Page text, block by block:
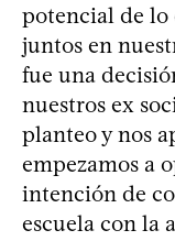
potencial de lo
juntos en
fue una
nuestros ex
planteo y nos
empezamos a
intención de
escuela con la